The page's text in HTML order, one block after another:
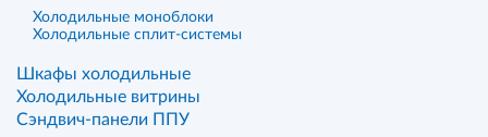
Холодильные моноблоки
Холодильные сплит-системы
Шкафы холодильные
Холодильные витрины
Сэндвич-панели ППУ